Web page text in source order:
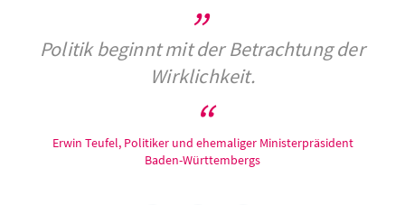
Politik beginnt mit der Betrachtung der
Wirklichkeit.
Erwin Teufel, Politiker und ehemaliger Ministerpräsident
Baden-Württembergs